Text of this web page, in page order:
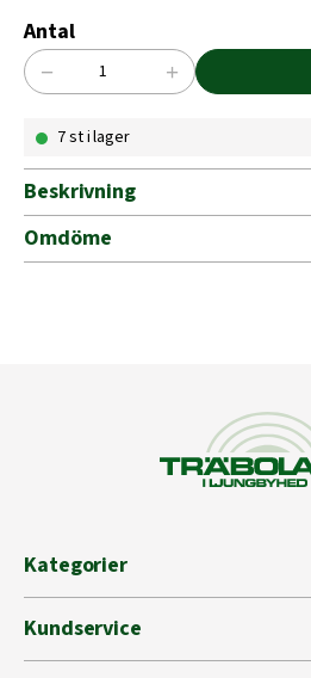
Antal
Bjällerknippe
33cm
− +
7 st i lager
Beskrivning
Omdöme
Kategorier
Kundservice